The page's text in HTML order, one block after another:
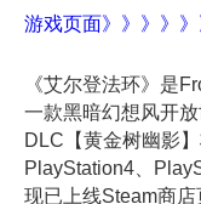
游戏页面》》》》》
《艾尔登法环》是
一款黑暗幻想风开
DLC【黄金树幽影
PlayStation4、
现已上线Steam商